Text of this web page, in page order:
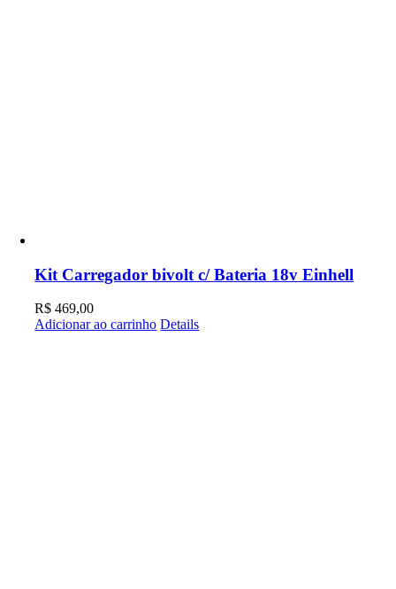
Kit Carregador bivolt c/ Bateria 18v Einhell
R$ 469,00
Adicionar ao carrinho Details